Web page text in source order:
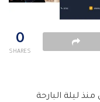
0
SHARES
ليلة البارحة